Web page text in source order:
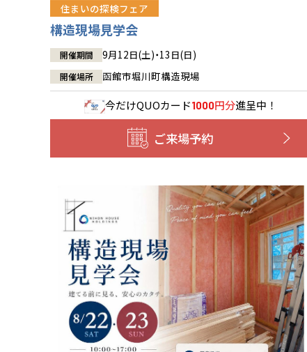
住まいの探検フェア
構造現場見学会
開催期間 9月12日(土)・13日(日)
開催場所 函館市堀川町構造現場
今だけQUOカード1000円分進呈中！
ご来場予約